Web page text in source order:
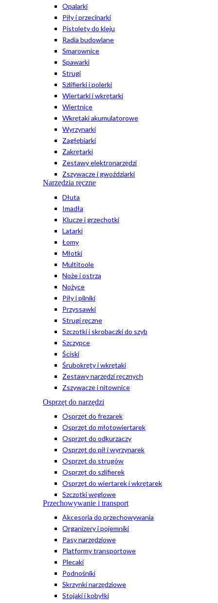
Opalarki
Piły i przecinarki
Pistolety do kleju
Radia budowlane
Smarownice
Spawarki
Strugi
Szlifierki i polerki
Wiertarki i wkrętarki
Wiertnice
Wkrętaki akumulatorowe
Wyrzynarki
Zagłębiarki
Zakrętarki
Zestawy elektronarzędzi
Zszywacze i gwoździarki
Narzędzia ręczne
Dłuta
Imadła
Klucze i grzechotki
Latarki
Łomy
Młotki
Multitoole
Noże i ostrza
Nożyce
Piły i pilniki
Przyssawki
Strugi ręczne
Szczotki i skrobaczki do szyb
Szczypce
Ściski
Śrubokręty i wkrętaki
Zestawy narzędzi ręcznych
Zszywacze i nitownice
Osprzęt do narzędzi
Osprzęt do frezarek
Osprzęt do młotowiertarek
Osprzęt do odkurzaczy
Osprzęt do pił i wyrzynarek
Osprzęt do strugów
Osprzęt do szlifierek
Osprzęt do wiertarek i wkrętarek
Szczotki węglowe
Przechowywanie i transport
Akcesoria do przechowywania
Organizery i pojemniki
Pasy narzędziowe
Platformy transportowe
Plecaki
Podnośniki
Skrzynki narzędziowe
Stojaki i kobyłki